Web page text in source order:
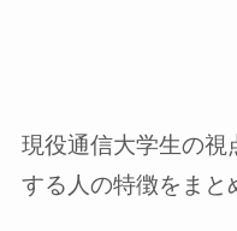
現役通信大学生の視
する人の特徴をまと